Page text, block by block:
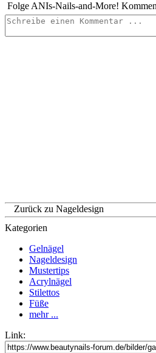
Folge ANIs-Nails-and-More!
Zurück zu Nageldesign
Kategorien
Gelnägel
Nageldesign
Mustertips
Acrylnägel
Stilettos
Füße
mehr ...
Link: